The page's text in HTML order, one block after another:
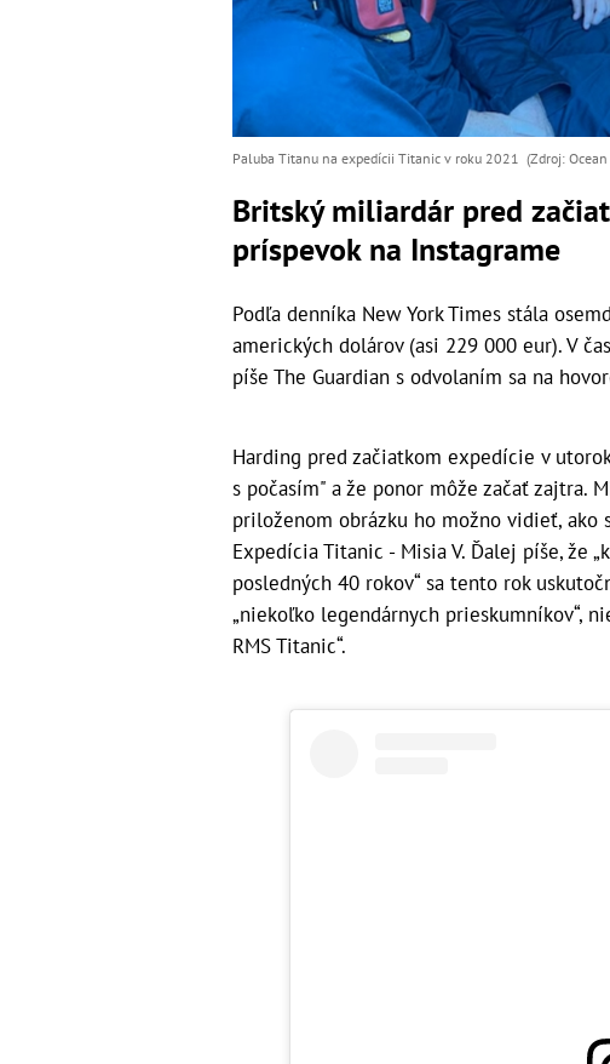
Paluba Titanu na expedícii Titanic v roku 2021 (Zdroj: Ocean
Britský miliardár pred
príspevok na Instagrame
Podľa denníka New York Times stála
amerických dolárov (asi 229 000 eur). V
píše The Guardian s odvolaním sa na
Harding pred začiatkom expedície v
s počasím" a že ponor môže začať zajtra.
priloženom obrázku ho možno vidieť, ako
Expedícia Titanic - Misia V. Ďalej píše, že
posledných 40 rokov“ sa tento rok
„niekoľko legendárnych prieskumníkov“,
RMS Titanic“.